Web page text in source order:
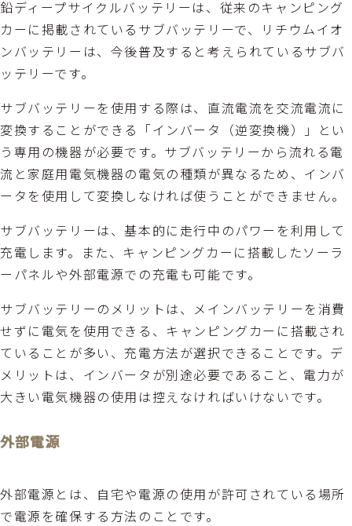
鉛ディープサイクルバッテリーは、従来のキャンピング
カーに掲載されているサブバッテリーで、リチウムイオ
ンバッテリーは、今後普及すると考えられているサブバ
ッテリーです。
サブバッテリーを使用する際は、直流電流を交流電流に
変換することができる「インバータ（逆変換機）」とい
う専用の機器が必要です。サブバッテリーから流れる電
流と家庭用電気機器の電気の種類が異なるため、インバ
ータを使用して変換しなければ使うことができません。
サブバッテリーは、基本的に走行中のパワーを利用して
充電します。また、キャンピングカーに搭載したソーラ
ーパネルや外部電源での充電も可能です。
サブバッテリーのメリットは、メインバッテリーを消費
せずに電気を使用できる、キャンピングカーに搭載され
ていることが多い、充電方法が選択できることです。デ
メリットは、インバータが別途必要であること、電力が
大きい電気機器の使用は控えなければいけないです。
外部電源
外部電源とは、自宅や電源の使用が許可されている場所
で電源を確保する方法のことです。